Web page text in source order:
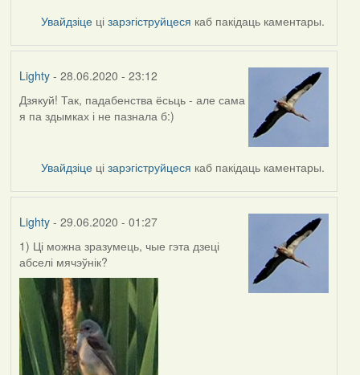
LightyУвайдзіце цізарэгіструйцеся каб пакідаць каментары.
Lighty- 28.06.2020 - 23:12
In
reply
Harrier
Дзякуй! Так, падабенства ёсьць - але сама
я па здымках і не пазнала б:)
Увайдзіце цізарэгіструйцеся каб пакідаць каментары.
Lighty- 29.06.2020 - 01:27
1) Ці можна зразумець, чые гэта дзеці
абселі мячэўнік?